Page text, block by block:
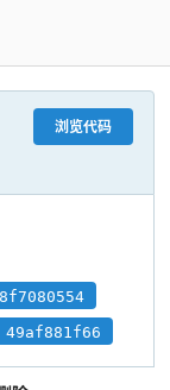
浏览代码
49af881f66